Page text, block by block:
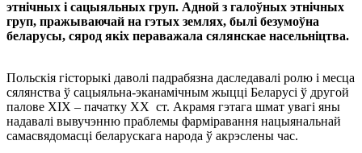
этнічных і сацыяльных груп. Адной з галоўных этнічных
груп, пражываючай на гэтых землях, былі безумоўна
беларусы, сярод якіх пераважала сялянскае насельніцтва.
Польскія гісторыкі даволі падрабязна даследавалі ролю і месца
сялянства ў сацыяльна-эканамічным жыцці Беларусі ў другой
палове ХІХ – пачатку ХХ ст. Акрамя гэтага шмат увагі яны
надавалі вывучэнню праблемы фарміравання нацыянальнай
самасвядомасці беларускага народа ў акрэслены час.